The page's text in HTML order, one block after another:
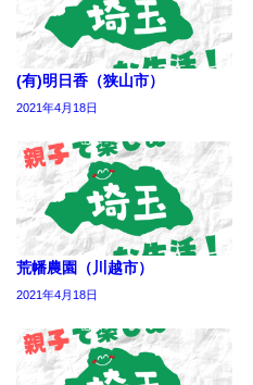
(有)明日香（狭山市）
2021年4月18日
荒幡農園（川越市）
2021年4月18日